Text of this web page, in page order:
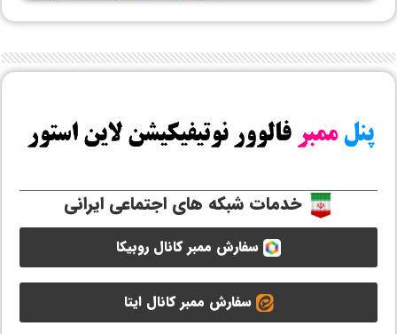
خدمات شبکه های اجتماعی ایرانی
سفارش ممبر کانال روبیکا
سفارش ممبر کانال ایتا